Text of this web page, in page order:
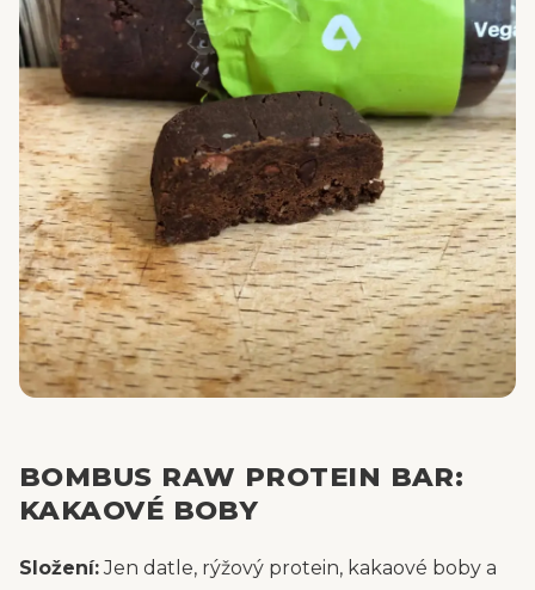
BOMBUS RAW PROTEIN BAR:
KAKAOVÉ BOBY
Složení:Jen datle, rýžový protein, kakaové boby a